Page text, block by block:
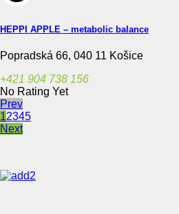
HEPPI APPLE – metabolic balance
Popradská 66, 040 11 Košice
+421 904 738 156
No Rating Yet
Prev
12345
Next